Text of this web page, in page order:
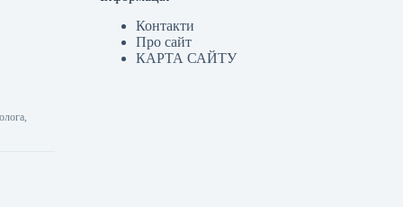
Контакти
Про сайт
КАРТА САЙТУ